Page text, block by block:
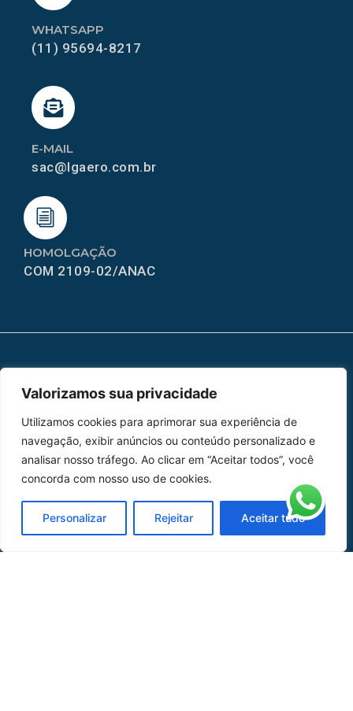
Valorizamos sua privacidade
Utilizamos cookies para aprimorar sua experiência de
navegação, exibir anúncios ou conteúdo personalizado e
analisar nosso tráfego. Ao clicar em “Aceitar todos”, você
concorda com nosso uso de cookies.
Personalizar Rejeitar Aceitar tudo
HOMOLGAÇÃO
COM 2109-02/ANAC
E-MAIL
sac@lgaero.com.br
WHATSAPP
(11) 95694-8217
Peças
Catálogo de Aplicações
Oficina de Mangueiras